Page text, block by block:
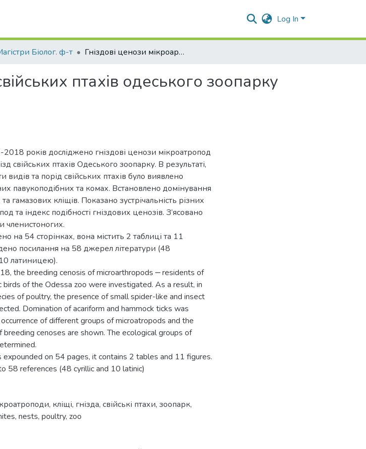
Log In
Біолог. ф-т Гніздові ценози мікроартропод свійських птахів одеського зоопарку
птахів одеського зоопарку
років досліджено гніздові ценози мікроатропод
свійських птахів Одеського зоопарку. В результаті,
видів та порід свійських птахів було виявлено
павукоподібних та комах. Встановлено домінування
гамазових кліщів. Показано зустрічальність різних
та індекс подібності гніздових ценозів. З’ясовано
членистоногих.
на 54 сторінках, вона містить 2 таблиці та 11
посилання на 58 джерел літератури (48
латиницею).
the breeding cenosis of microarthropods ‒ residents of
of the Odessa zoo were investigated. As a result, in
of poultry, the presence of small spider-like and insect
Domination of acariform and hammock ticks was
of different groups of microatropods and the
breeding cenoses are shown. The ecological groups of
expounded on 54 pages, it contains 2 tables and 11 figures.
58 references (48 cyrillic and 10 latinic)
, кліщі, гнізда, свійські птахи, зоопарк,
, nests, poultry, zoo